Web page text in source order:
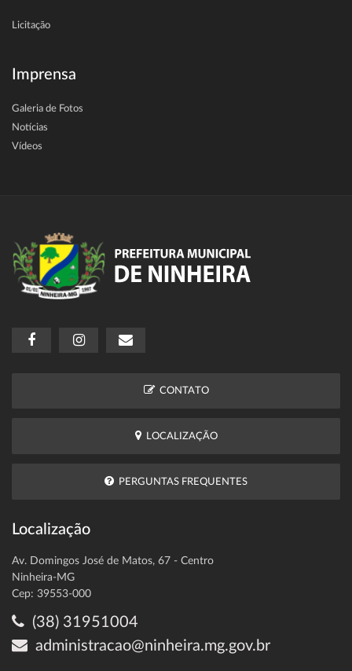
Licitação
Imprensa
Galeria de Fotos
Notícias
Vídeos
CONTATO
LOCALIZAÇÃO
PERGUNTAS FREQUENTES
Localização
Av. Domingos José de Matos, 67 - Centro
Ninheira-MG
Cep: 39553-000
(38) 31951004
administracao@ninheira.mg.gov.br